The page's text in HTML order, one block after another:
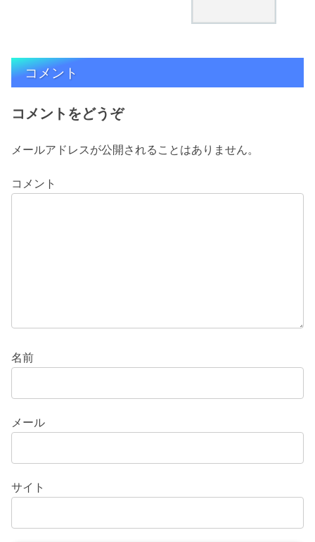
コメント
コメントをどうぞ
メールアドレスが公開されることはありません。
コメント
名前
メール
サイト